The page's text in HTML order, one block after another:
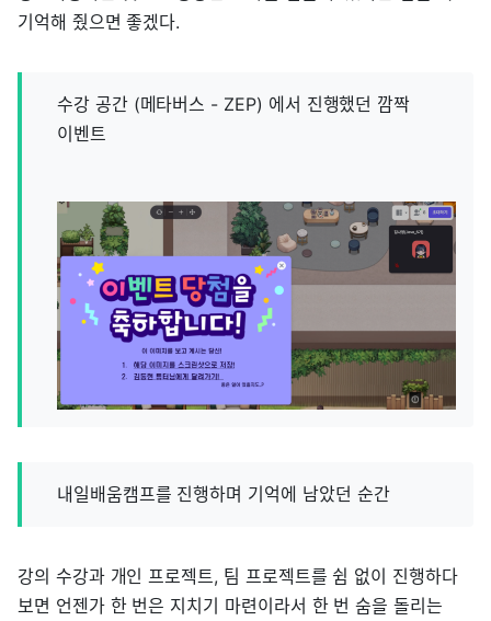
기억해 줬으면 좋겠다.
수강 공간 (메타버스 - ZEP) 에서 진행했던 깜짝
이벤트
내일배움캠프를 진행하며 기억에 남았던 순간
강의 수강과 개인 프로젝트, 팀 프로젝트를 쉼 없이 진행하다
보면 언젠가 한 번은 지치기 마련이라서 한 번 숨을 돌리는